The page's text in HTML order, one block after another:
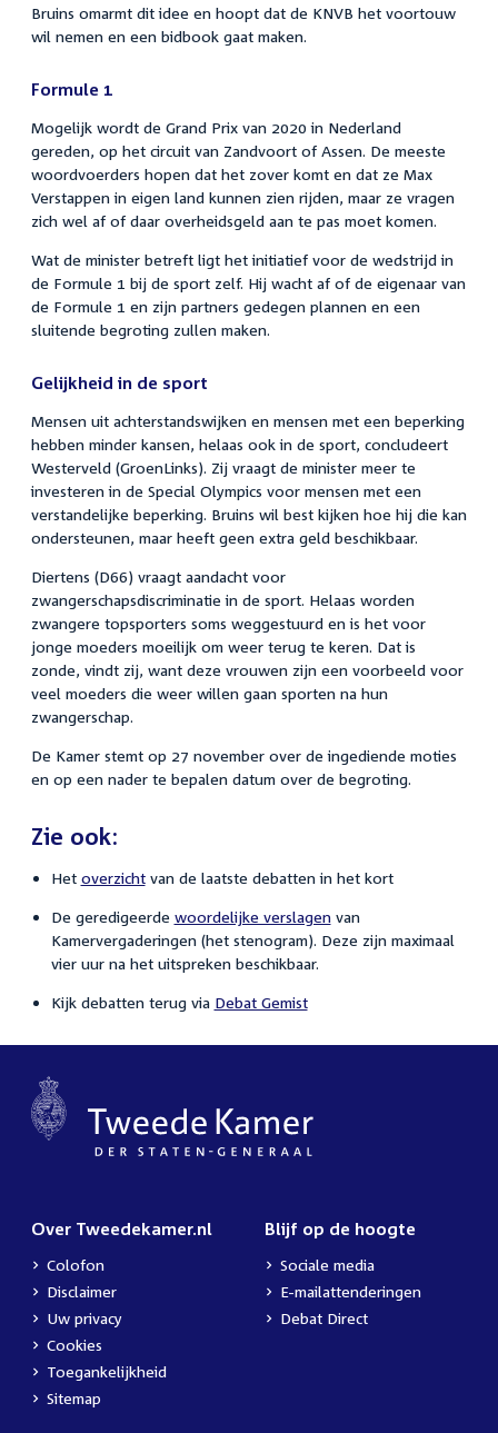
Bruins omarmt dit idee en hoopt dat de KNVB het voortouw
wil nemen en een bidbook gaat maken.
Formule 1
Mogelijk wordt de Grand Prix van 2020 in Nederland
gereden, op het circuit van Zandvoort of Assen. De meeste
woordvoerders hopen dat het zover komt en dat ze Max
Verstappen in eigen land kunnen zien rijden, maar ze vragen
zich wel af of daar overheidsgeld aan te pas moet komen.
Wat de minister betreft ligt het initiatief voor de wedstrijd in
de Formule 1 bij de sport zelf. Hij wacht af of de eigenaar van
de Formule 1 en zijn partners gedegen plannen en een
sluitende begroting zullen maken.
Gelijkheid in de sport
Mensen uit achterstandswijken en mensen met een beperking
hebben minder kansen, helaas ook in de sport, concludeert
Westerveld (GroenLinks). Zij vraagt de minister meer te
investeren in de Special Olympics voor mensen met een
verstandelijke beperking. Bruins wil best kijken hoe hij die kan
ondersteunen, maar heeft geen extra geld beschikbaar.
Diertens (D66) vraagt aandacht voor
zwangerschapsdiscriminatie in de sport. Helaas worden
zwangere topsporters soms weggestuurd en is het voor
jonge moeders moeilijk om weer terug te keren. Dat is
zonde, vindt zij, want deze vrouwen zijn een voorbeeld voor
veel moeders die weer willen gaan sporten na hun
zwangerschap.
De Kamer stemt op 27 november over de ingediende moties
en op een nader te bepalen datum over de begroting.
Zie ook:
Het overzichtvan de laatste debatten in het kort
De geredigeerde woordelijke verslagenvan
Kamervergaderingen (het stenogram). Deze zijn maximaal
vier uur na het uitspreken beschikbaar.
Kijk debatten terug via Debat Gemist
Over Tweedekamer.nl
Colofon
Disclaimer
Uw privacy
Cookies
Toegankelijkheid
Sitemap
Blijf op de hoogte
Sociale media
E-mailattenderingen
Debat Direct